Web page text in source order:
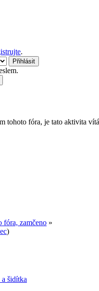
.
tohoto fóra, je tato aktivita
fóra, zamčeno »
)
šidítka